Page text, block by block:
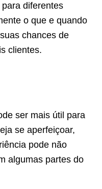
diferentes
o que e quando
chances de
clientes.
ser mais útil para
se aperfeiçoar,
pode não
algumas partes do